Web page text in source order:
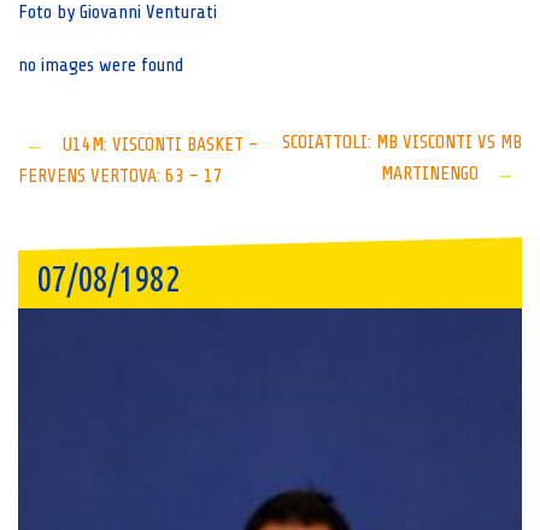
Foto by Giovanni Venturati
no images were found
Post
←
U14M: VISCONTI BASKET –
FERVENS VERTOVA: 63 – 17
SCOIATTOLI: MB VISCONTI VS MB
MARTINENGO
→
07/08/1982